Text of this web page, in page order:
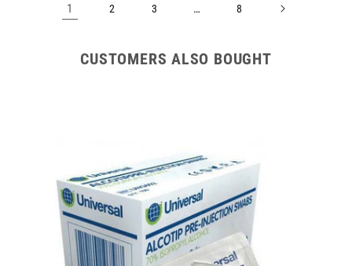
1 2 3 … 8
CUSTOMERS ALSO BOUGHT